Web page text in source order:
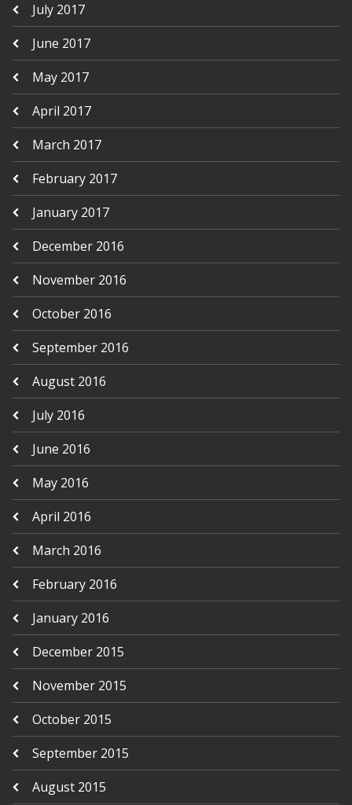
July 2017
June 2017
May 2017
April 2017
March 2017
February 2017
January 2017
December 2016
November 2016
October 2016
September 2016
August 2016
July 2016
June 2016
May 2016
April 2016
March 2016
February 2016
January 2016
December 2015
November 2015
October 2015
September 2015
August 2015